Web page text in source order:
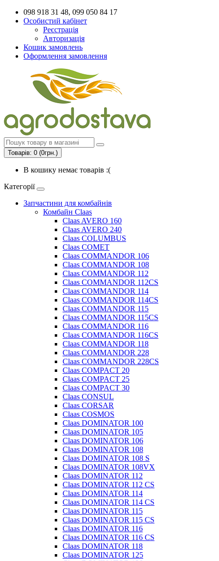
098 918 31 48, 099 050 84 17
Особистий кабінет
Реєстрація
Авторизація
Кошик замовлень
Оформлення замовлення
Товарів: 0 (0грн.)
В кошику немає товарів :(
Категорії
Запчастини для комбайнів
Комбайн Claas
Claas AVERO 160
Claas AVERO 240
Claas COLUMBUS
Claas COMET
Claas COMMANDOR 106
Claas COMMANDOR 108
Claas COMMANDOR 112
Claas COMMANDOR 112CS
Claas COMMANDOR 114
Claas COMMANDOR 114CS
Claas COMMANDOR 115
Claas COMMANDOR 115CS
Claas COMMANDOR 116
Claas COMMANDOR 116CS
Claas COMMANDOR 118
Claas COMMANDOR 228
Claas COMMANDOR 228CS
Claas COMPACT 20
Claas COMPACT 25
Claas COMPACT 30
Claas CONSUL
Claas CORSAR
Claas COSMOS
Claas DOMINATOR 100
Claas DOMINATOR 105
Claas DOMINATOR 106
Claas DOMINATOR 108
Claas DOMINATOR 108 S
Claas DOMINATOR 108VX
Claas DOMINATOR 112
Claas DOMINATOR 112 CS
Claas DOMINATOR 114
Claas DOMINATOR 114 CS
Claas DOMINATOR 115
Claas DOMINATOR 115 CS
Claas DOMINATOR 116
Claas DOMINATOR 116 CS
Claas DOMINATOR 118
Claas DOMINATOR 125